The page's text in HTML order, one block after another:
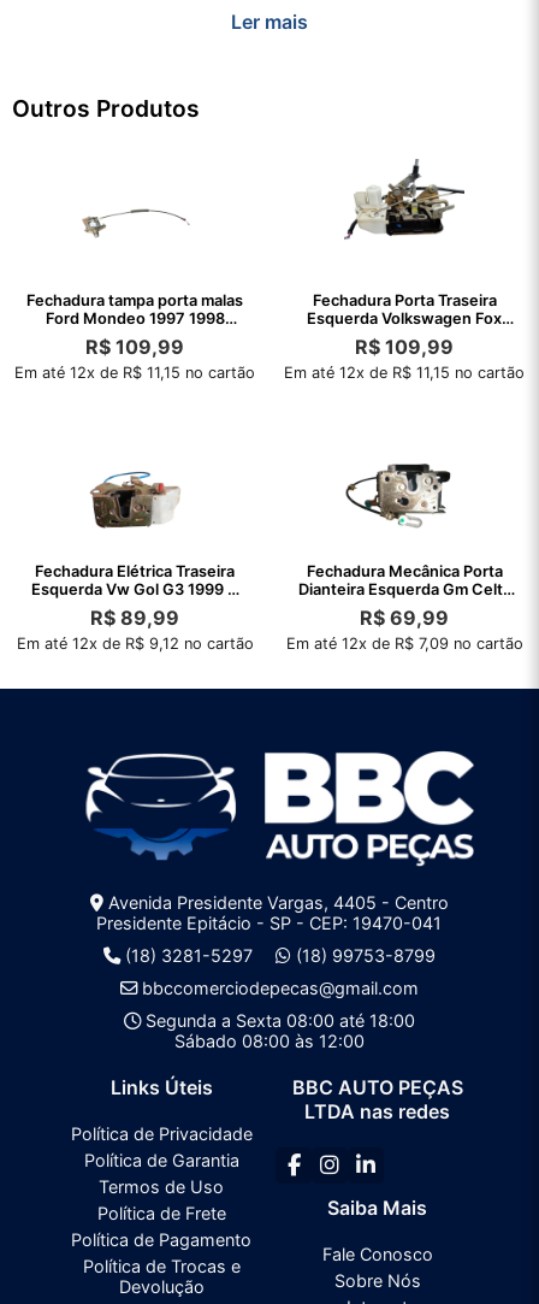
Ler mais
Outros Produtos
Fechadura tampa porta malas
Ford Mondeo 1997 1998
original
R$ 109,99
Em até 12x de R$ 11,15 no cartão
Fechadura Porta Traseira
Esquerda Volkswagen Fox
2005/2007
R$ 109,99
Em até 12x de R$ 11,15 no cartão
Fechadura Elétrica Traseira
Esquerda Vw Gol G3 1999 A
2005
R$ 89,99
Em até 12x de R$ 9,12 no cartão
Fechadura Mecânica Porta
Dianteira Esquerda Gm Celta
00 A 16
R$ 69,99
Em até 12x de R$ 7,09 no cartão
Avenida Presidente Vargas, 4405 - Centro
Presidente Epitácio - SP - CEP: 19470-041
(18) 3281-5297
(18) 99753-8799
bbccomerciodepecas@gmail.com
Segunda a Sexta 08:00 até 18:00
Sábado 08:00 às 12:00
Links Úteis
Política de Privacidade
Política de Garantia
Termos de Uso
Política de Frete
Política de Pagamento
Política de Trocas e
Devolução
BBC AUTO PEÇAS
LTDA nas redes
Saiba Mais
Fale Conosco
Sobre Nós